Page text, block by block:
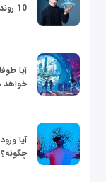
10 روند برتر تجارت و فناوری در سال 2022
آیا
خواهد
آیا
چگونه؟